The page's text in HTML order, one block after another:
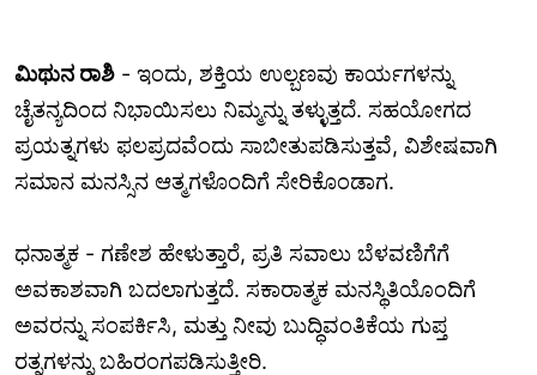
ಮಿಥುನ ರಾಶಿ - ಇಂದು, ಶಕ್ತಿಯ ಉಲ್ಬಣವು ಕಾರ್ಯಗಳನ್ನು
ಚೈತನ್ಯದಿಂದ ನಿಭಾಯಿಸಲು ನಿಮ್ಮನ್ನು ತಳ್ಳುತ್ತದೆ. ಸಹಯೋಗದ
ಪ್ರಯತ್ನಗಳು ಫಲಪ್ರದವೆಂದು ಸಾಬೀತುಪಡಿಸುತ್ತವೆ, ವಿಶೇಷವಾಗಿ
ಸಮಾನ ಮನಸ್ಸಿನ ಆತ್ಮಗಳೊಂದಿಗೆ ಸೇರಿಕೊಂಡಾಗ.
ಧನಾತ್ಮಕ - ಗಣೇಶ ಹೇಳುತ್ತಾರೆ, ಪ್ರತಿ ಸವಾಲು ಬೆಳವಣಿಗೆಗೆ
ಅವಕಾಶವಾಗಿ ಬದಲಾಗುತ್ತದೆ. ಸಕಾರಾತ್ಮಕ ಮನಸ್ಥಿತಿಯೊಂದಿಗೆ
ಅವರನ್ನು ಸಂಪರ್ಕಿಸಿ, ಮತ್ತು ನೀವು ಬುದ್ಧಿವಂತಿಕೆಯ ಗುಪ್ತ
ರತ್ನಗಳನ್ನು ಬಹಿರಂಗಪಡಿಸುತ್ತೀರಿ.